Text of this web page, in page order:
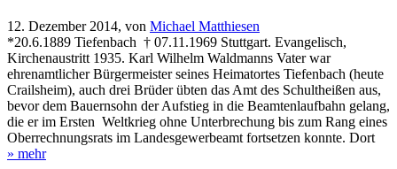
12. Dezember 2014, von Michael Matthiesen
*20.6.1889 Tiefenbach † 07.11.1969 Stuttgart. Evangelisch,
Kirchenaustritt 1935. Karl Wilhelm Waldmanns Vater war
ehrenamtlicher Bürgermeister seines Heimatortes Tiefenbach (heute
Crailsheim), auch drei Brüder übten das Amt des Schultheißen aus,
bevor dem Bauernsohn der Aufstieg in die Beamtenlaufbahn gelang,
die er im Ersten Weltkrieg ohne Unterbrechung bis zum Rang eines
Oberrechnungsrats im Landesgewerbeamt fortsetzen konnte. Dort
» mehr